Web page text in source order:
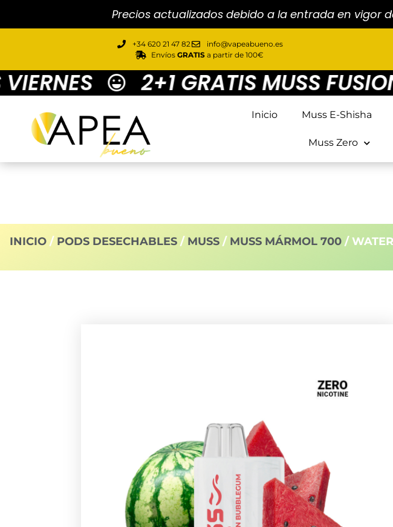
Precios actualizados debido a la entrada en vigor
+34 620 21 47 82
info@vapeabueno.es
EnvíosGRATIS a partir de 100€
2+1 GRATIS MUSS FUSION
Inicio Muss E-Shisha
Muss Zero
INICIO / PODS DESECHABLES / MUSS / MUSS MÁRMOL 700 /